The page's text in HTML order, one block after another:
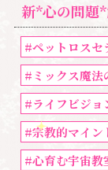
新*心の問題*解決！個人
#ペットロスセ
#ミックス魔法
#ライフビジョ
#宗教的マイン
#心育む宇宙教